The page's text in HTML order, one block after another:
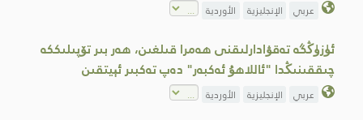
عربي الإنجليزية الأوردية
ئۈزۈڭگە تەقۋادارلىقنى ھەمرا قىلغىن، ھەر بىر تۆپىلىككە
چىققىنىڭدا "ئاللاھۇ ئەكبەر" دەپ تەكبىر ئېيتقىن
عربي الإنجليزية الأوردية